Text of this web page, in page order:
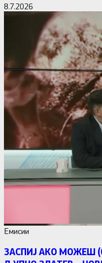
8.7.2026
Емисии
ЗАСПИЈ АКО МОЖЕШ